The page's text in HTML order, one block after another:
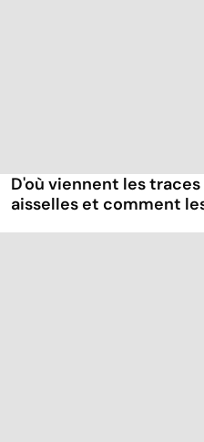
D'où viennent les
aisselles et comment